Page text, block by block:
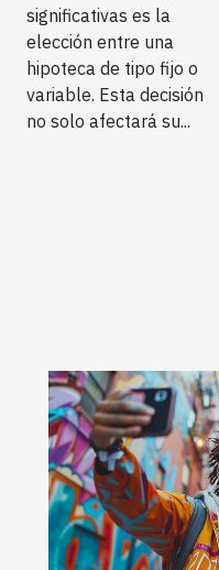
significativas es la
elección entre una
hipoteca de tipo fijo o
variable. Esta decisión
no solo afectará su...